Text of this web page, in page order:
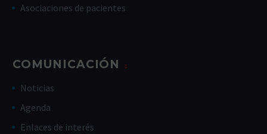
Asociaciones de pacientes
COMUNICACIÓN
Noticias
Agenda
Enlaces de interés